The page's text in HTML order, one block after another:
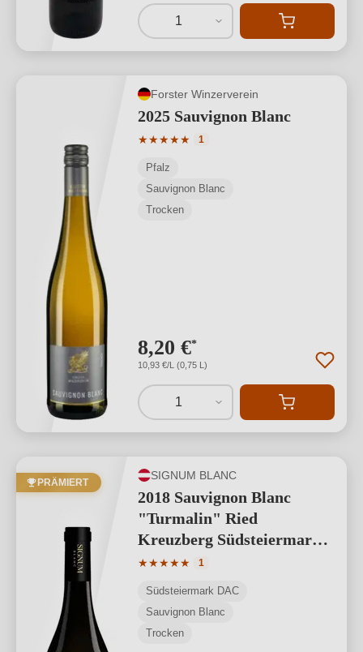
1
Forster Winzerverein
2025 Sauvignon Blanc
★★★★★
Durchschnittliche Bewertung von 5
1
Pfalz
Sauvignon Blanc
Trocken
8,20 €*
10,93 €/L (0,75 L)
1
PRÄMIERT
SIGNUM BLANC
2018 Sauvignon Blanc
"Turmalin" Ried
Kreuzberg Südsteiermark
DAC
★★★★★
Durchschnittliche Bewertung von 5
1
Südsteiermark DAC
Sauvignon Blanc
Trocken